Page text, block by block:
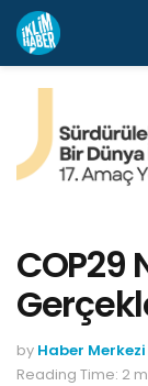
COP29
by Haber Merkezi
Reading Time: 2